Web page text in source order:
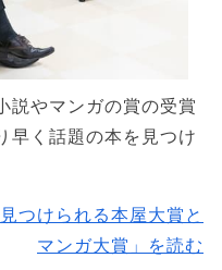
説やマンガの賞の受賞
早く話題の本を見つけ
つけられる本屋大賞と
マンガ大賞」を読む